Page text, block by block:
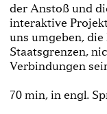
der Anstoß und
interaktive
uns umgeben,
Staatsgrenzen,
Verbindungen
70 min, in engl.